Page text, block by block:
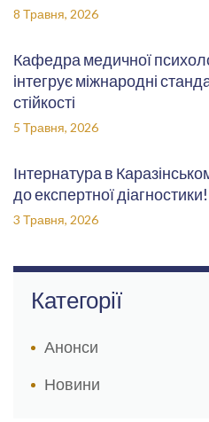
8 Травня, 2026
Кафедра медичної
інтегрує міжнародні
стійкості
5 Травня, 2026
Інтернатура в
до експертної діагностики!
3 Травня, 2026
Категорії
Анонси
Новини